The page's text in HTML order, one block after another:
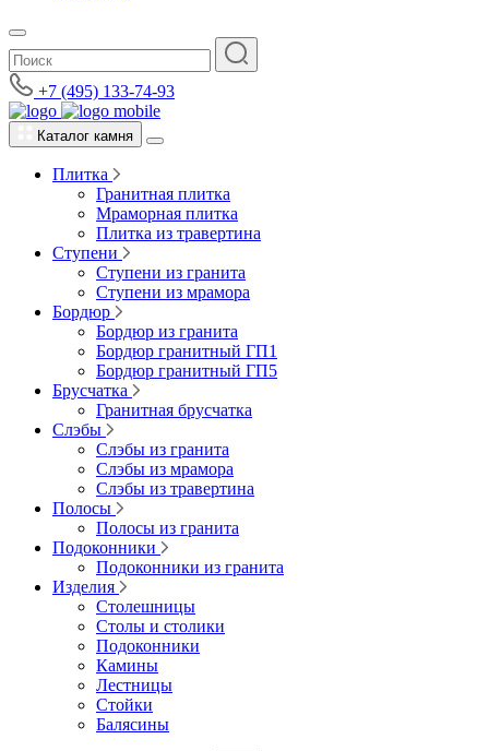
+7 (495) 133-74-93
Каталог камня
Плитка
Гранитная плитка
Мраморная плитка
Плитка из травертина
Ступени
Ступени из гранита
Ступени из мрамора
Бордюр
Бордюр из гранита
Бордюр гранитный ГП1
Бордюр гранитный ГП5
Брусчатка
Гранитная брусчатка
Слэбы
Слэбы из гранита
Слэбы из мрамора
Слэбы из травертина
Полосы
Полосы из гранита
Подоконники
Подоконники из гранита
Изделия
Столешницы
Столы и столики
Подоконники
Камины
Лестницы
Стойки
Балясины